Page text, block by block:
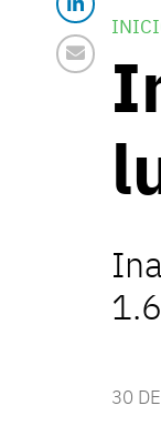
30